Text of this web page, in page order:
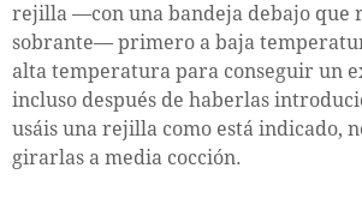
rejilla —con una bandeja debajo que
sobrante— primero a baja
alta temperatura para conseguir un
incluso después de haberlas
usáis una rejilla como está indicado,
girarlas a media cocción.